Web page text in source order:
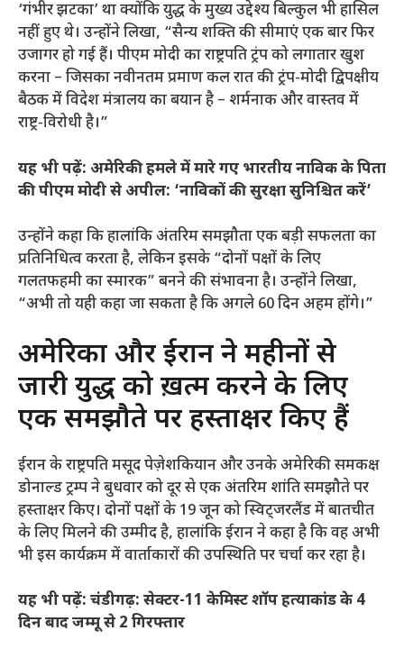
‘गंभीर झटका’ था क्योंकि युद्ध के मुख्य उद्देश्य बिल्कुल भी हासिल
नहीं हुए थे। उन्होंने लिखा, “सैन्य शक्ति की सीमाएं एक बार फिर
उजागर हो गई हैं। पीएम मोदी का राष्ट्रपति ट्रंप को लगातार खुश
करना – जिसका नवीनतम प्रमाण कल रात की ट्रंप-मोदी द्विपक्षीय
बैठक में विदेश मंत्रालय का बयान है – शर्मनाक और वास्तव में
राष्ट्र-विरोधी है।”
यह भी पढ़ें: अमेरिकी हमले में मारे गए भारतीय नाविक के पिता
की पीएम मोदी से अपील: ‘नाविकों की सुरक्षा सुनिश्चित करें’
उन्होंने कहा कि हालांकि अंतरिम समझौता एक बड़ी सफलता का
प्रतिनिधित्व करता है, लेकिन इसके “दोनों पक्षों के लिए
गलतफहमी का स्मारक” बनने की संभावना है। उन्होंने लिखा,
“अभी तो यही कहा जा सकता है कि अगले 60 दिन अहम होंगे।”
अमेरिका और ईरान ने महीनों से
जारी युद्ध को ख़त्म करने के लिए
एक समझौते पर हस्ताक्षर किए हैं
ईरान के राष्ट्रपति मसूद पेज़ेशकियान और उनके अमेरिकी समकक्ष
डोनाल्ड ट्रम्प ने बुधवार को दूर से एक अंतरिम शांति समझौते पर
हस्ताक्षर किए। दोनों पक्षों के 19 जून को स्विट्जरलैंड में बातचीत
के लिए मिलने की उम्मीद है, हालांकि ईरान ने कहा है कि वह अभी
भी इस कार्यक्रम में वार्ताकारों की उपस्थिति पर चर्चा कर रहा है।
यह भी पढ़ें: चंडीगढ़: सेक्टर-11 केमिस्ट शॉप हत्याकांड के 4
दिन बाद जम्मू से 2 गिरफ्तार